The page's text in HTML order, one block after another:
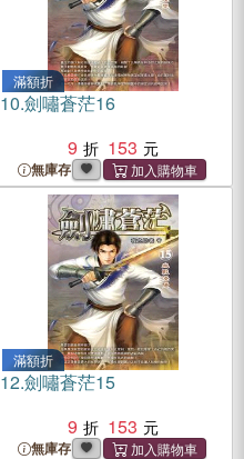
滿額折
10.劍嘯蒼茫16
9
153
無庫存
滿額折
12.劍嘯蒼茫15
9
153
無庫存